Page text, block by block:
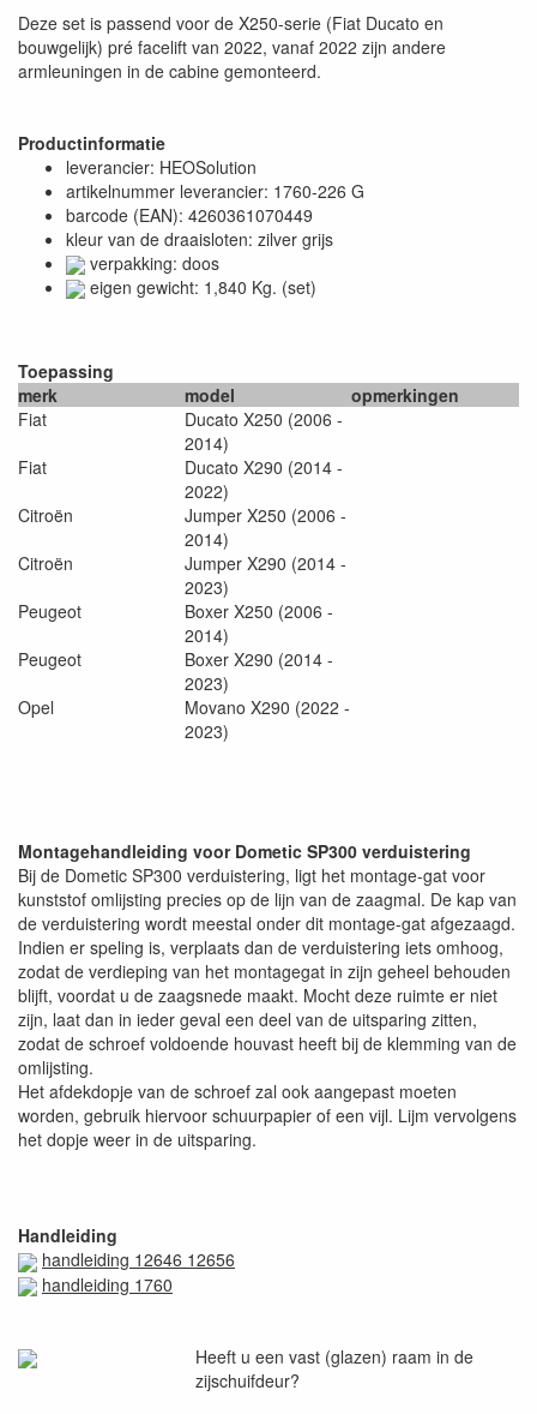
Deze set is passend voor de X250-serie (Fiat Ducato en
bouwgelijk) pré facelift van 2022, vanaf 2022 zijn andere
armleuningen in de cabine gemonteerd.
Productinformatie
leverancier: HEOSolution
artikelnummer leverancier: 1760-226 G
barcode (EAN): 4260361070449
kleur van de draaisloten: zilver grijs
verpakking: doos
eigen gewicht: 1,840 Kg. (set)
Toepassing
merk
model
opmerkingen
Fiat
Ducato X250 (2006 -
2014)
Fiat
Ducato X290 (2014 -
2022)
Citroën
Jumper X250 (2006 -
2014)
Citroën
Jumper X290 (2014 -
2023)
Peugeot
Boxer X250 (2006 -
2014)
Peugeot
Boxer X290 (2014 -
2023)
Opel
Movano X290 (2022 -
2023)
Montagehandleiding voor Dometic SP300 verduistering
Bij de Dometic SP300 verduistering, ligt het montage-gat voor
kunststof omlijsting precies op de lijn van de zaagmal. De kap van
de verduistering wordt meestal onder dit montage-gat afgezaagd.
Indien er speling is, verplaats dan de verduistering iets omhoog,
zodat de verdieping van het montagegat in zijn geheel behouden
blijft, voordat u de zaagsnede maakt. Mocht deze ruimte er niet
zijn, laat dan in ieder geval een deel van de uitsparing zitten,
zodat de schroef voldoende houvast heeft bij de klemming van de
omlijsting.
Het afdekdopje van de schroef zal ook aangepast moeten
worden, gebruik hiervoor schuurpapier of een vijl. Lijm vervolgens
het dopje weer in de uitsparing.
Handleiding
handleiding 12646 12656
handleiding 1760
Heeft u een vast (glazen) raam in de
zijschuifdeur?